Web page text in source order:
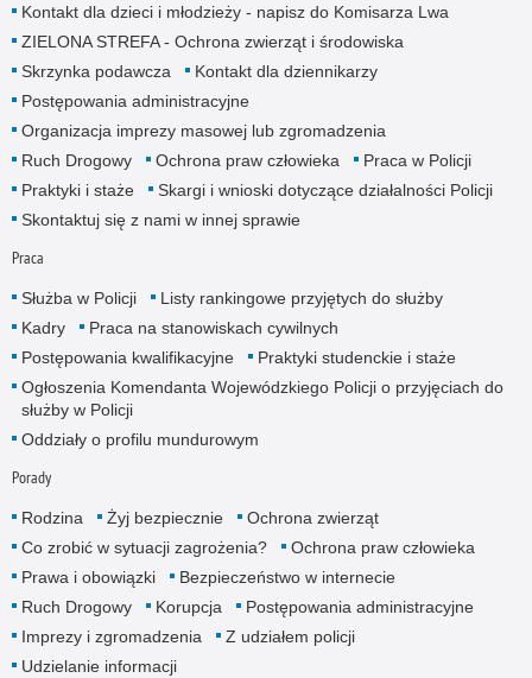
Kontakt dla dzieci i młodzieży - napisz do Komisarza Lwa
ZIELONA STREFA - Ochrona zwierząt i środowiska
Skrzynka podawcza
Kontakt dla dziennikarzy
Postępowania administracyjne
Organizacja imprezy masowej lub zgromadzenia
Ruch Drogowy
Ochrona praw człowieka
Praca w Policji
Praktyki i staże
Skargi i wnioski dotyczące działalności Policji
Skontaktuj się z nami w innej sprawie
Praca
Służba w Policji
Listy rankingowe przyjętych do służby
Kadry
Praca na stanowiskach cywilnych
Postępowania kwalifikacyjne
Praktyki studenckie i staże
Ogłoszenia Komendanta Wojewódzkiego Policji o przyjęciach do
służby w Policji
Oddziały o profilu mundurowym
Porady
Rodzina Żyj bezpiecznie
Ochrona zwierząt
Co zrobić w sytuacji zagrożenia?
Ochrona praw człowieka
Prawa i obowiązki
Bezpieczeństwo w internecie
Ruch Drogowy
Korupcja
Postępowania administracyjne
Imprezy i zgromadzenia
Z udziałem policji
Udzielanie informacji